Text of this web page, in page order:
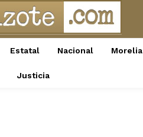
Estatal Nacional Morelia
Justicia